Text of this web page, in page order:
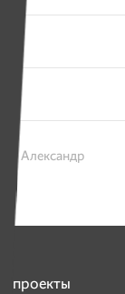
Александр
проекты